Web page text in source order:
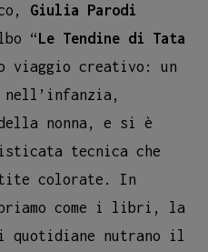
Giulia Parodi
“ Le Tendine di Tata
viaggio creativo: un
nell’infanzia,
nonna, e si è
tecnica che
colorate. In
come i libri, la
nutrano il